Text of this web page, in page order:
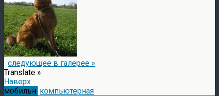
следующее в галерее »
Translate »
Наверх
мобильн. компьютерная